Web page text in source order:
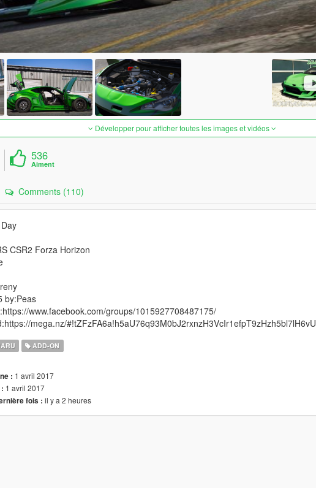
Développer pour afficher toutes les images et vidéos
536
Aiment
Comments (110)
CSR2 Forza Horizon
by:Peas
www.facebook.com/groups/1015927708487175/
mega.nz/#!tZFzFA6a!h5aU76q93M0bJ2rxnzH3VcIr1efpT9zHzh5bl7lH6vU
ADD-ON
: 1 avril 2017
1 avril 2017
fois : il y a 2 heures